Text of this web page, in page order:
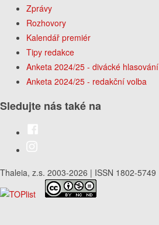
Zprávy
Rozhovory
Kalendář premiér
Tipy redakce
Anketa 2024/25 - divácké hlasování
Anketa 2024/25 - redakční volba
Sledujte nás také na
Thaleia, z.s. 2003-2026 | ISSN 1802-5749